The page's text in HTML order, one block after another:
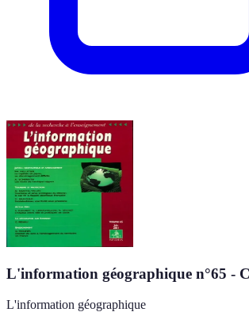
L'information géographique n°65 -
L'information géographique